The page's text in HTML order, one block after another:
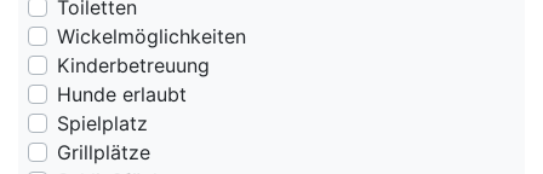
Toiletten
Wickelmöglichkeiten
Kinderbetreuung
Hunde erlaubt
Spielplatz
Grillplätze